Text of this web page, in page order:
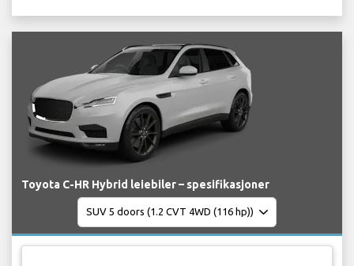
Toyota C-HR Hybrid leiebiler – spesifikasjoner